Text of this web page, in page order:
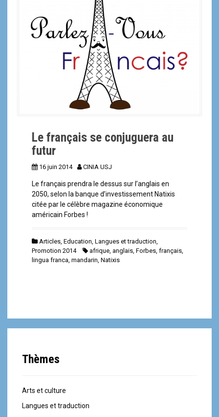
Le français se conjuguera au
futur
16 juin 2014 CINIA USJ
Le français prendra le dessus sur l’anglais en
2050, selon la banque d’investissement Natixis
citée par le célèbre magazine économique
américain Forbes !
Articles Education Langues et traduction
Promotion 2014
afrique anglais Forbes français
lingua franca mandarin Natixis
Thèmes
Arts et culture
Langues et traduction